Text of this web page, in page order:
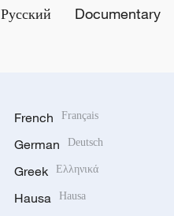
Русский Documentary
French Français
German Deutsch
Greek Ελληνικά
Hausa Hausa